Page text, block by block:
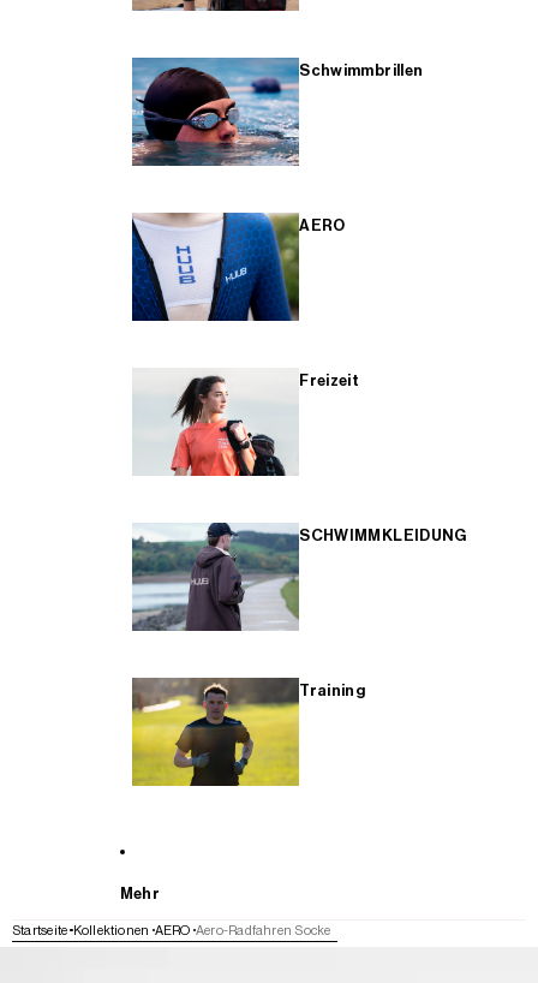
Schwimmbrillen
AERO
Freizeit
SCHWIMMKLEIDUNG
Training
Mehr
Startseite Kollektionen AERO Aero-Radfahren Socke
WEITER ZU DEN PRODUKTINFORMATIONEN